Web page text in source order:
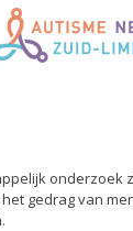
onderzoek
gedrag van